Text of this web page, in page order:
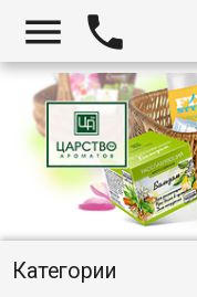
 
Категории